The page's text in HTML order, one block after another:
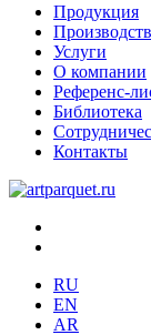
Продукция
Услуги
О компании
Референс-
Библиотека
Контакты
RU
EN
AR